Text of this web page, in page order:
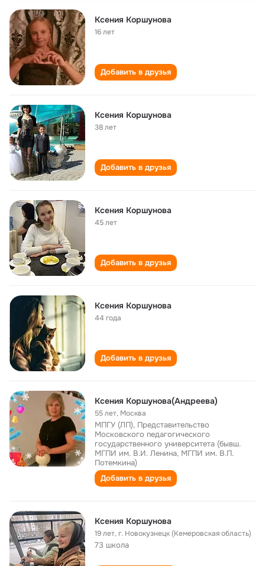
Ксения Коршунова
16 лет
Добавить в друзья
Ксения Коршунова
38 лет
Добавить в друзья
Ксения Коршунова
45 лет
Добавить в друзья
Ксения Коршунова
44 года
Добавить в друзья
Ксения Коршунова(Андреева)
55 лет, Москва
МПГУ (ЛП), Представительство
Московского педагогического
государственного университета (бывш.
МГПИ им. В.И. Ленина, МГПИ им. В.П.
Потемкина)
Добавить в друзья
Ксения Коршунова
19 лет,г. Новокузнецк (Кемеровская область)
73 школа